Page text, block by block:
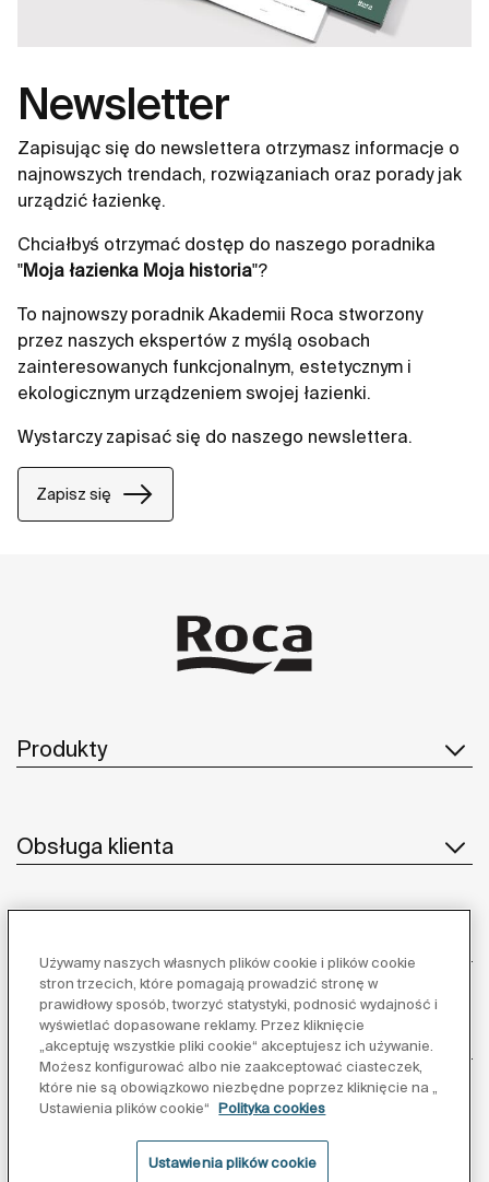
Newsletter
Zapisując się do newslettera otrzymasz informacje o
najnowszych trendach, rozwiązaniach oraz porady jak
urządzić łazienkę.
Chciałbyś otrzymać dostęp do naszego poradnika
"Moja łazienka Moja historia"?
To najnowszy poradnik Akademii Roca stworzony
przez naszych ekspertów z myślą osobach
zainteresowanych funkcjonalnym, estetycznym i
ekologicznym urządzeniem swojej łazienki.
Wystarczy zapisać się do naszego newslettera.
Zapisz się
Produkty
Obsługa klienta
Inspiracja
Obserwuj nas:
Używamy naszych własnych plików cookie i plików cookie
stron trzecich, które pomagają prowadzić stronę w
prawidłowy sposób, tworzyć statystyki, podnosić wydajność i
wyświetlać dopasowane reklamy. Przez kliknięcie
„akceptuję wszystkie pliki cookie“ akceptujesz ich używanie.
Możesz konfigurować albo nie zaakceptować ciasteczek,
które nie są obowiązkowo niezbędne poprzez kliknięcie na „
Ustawienia plików cookie“
Polityka cookies
Ustawienia plików cookie